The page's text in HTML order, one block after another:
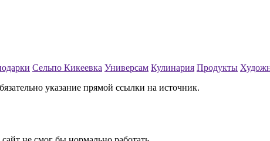
Сельпо Кикеевка Универсам Кулинария Продукты
указание прямой ссылки на источник.